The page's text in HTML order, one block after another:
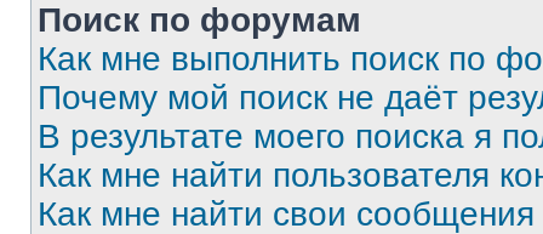
Поиск по форумам
Как мне выполнить поиск по
Почему мой поиск не даёт
В результате моего поиска я
Как мне найти пользователя
Как мне найти свои